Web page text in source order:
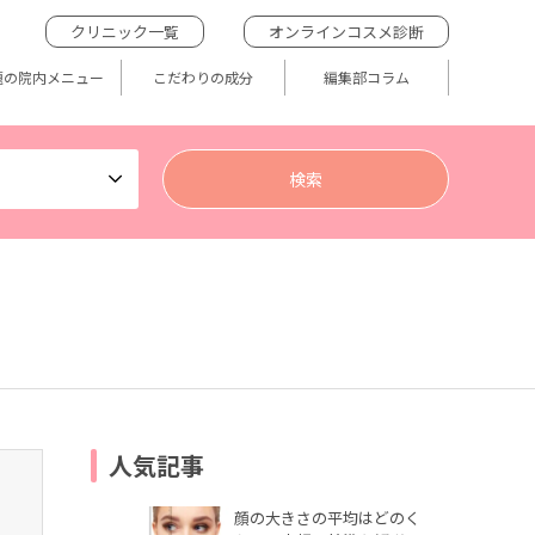
クリニック一覧 オンラインコスメ診断
院内メニュー こだわりの成分 編集部コラム
人気記事
顔の大きさの平均はどのく